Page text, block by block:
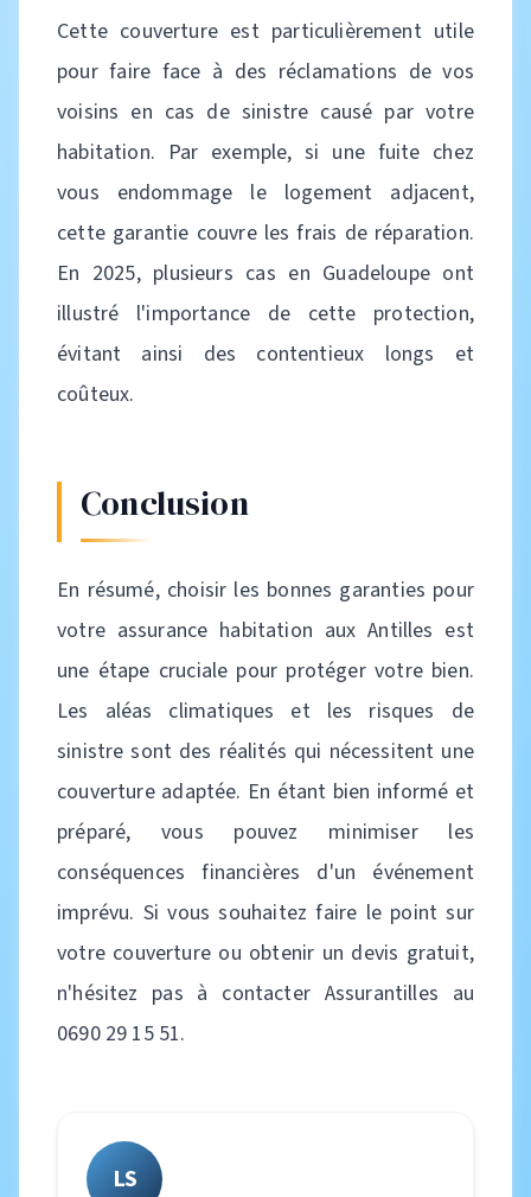
Cette couverture est particulièrement utile
pour faire face à des réclamations de vos
voisins en cas de sinistre causé par votre
habitation. Par exemple, si une fuite chez
vous endommage le logement adjacent,
cette garantie couvre les frais de réparation.
En 2025, plusieurs cas en Guadeloupe ont
illustré l'importance de cette protection,
évitant ainsi des contentieux longs et
coûteux.
Conclusion
En résumé, choisir les bonnes garanties pour
votre assurance habitation aux Antilles est
une étape cruciale pour protéger votre bien.
Les aléas climatiques et les risques de
sinistre sont des réalités qui nécessitent une
couverture adaptée. En étant bien informé et
préparé, vous pouvez minimiser les
conséquences financières d'un événement
imprévu. Si vous souhaitez faire le point sur
votre couverture ou obtenir un devis gratuit,
n'hésitez pas à contacter Assurantilles au
0690 29 15 51.
LS